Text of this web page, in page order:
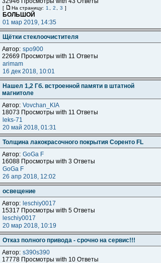
[ На страницу: 1 2 3 ]
БОЛЬШОЙ
01 мар 2019, 14:35
Щётки стеклоочистителя
Автор: spo900
22669 Просмотры with 11 Ответы
arimam
16 дек 2018, 10:01
Нашел 1,2 Гб. встроенной памяти в штатной
магнитоле
Автор: Vovchan_KIA
18073 Просмотры with 11 Ответы
leks-71
20 май 2018, 01:31
Толщина лакокрасочного покрытия Соренто FL
Автор: GoGa F
16088 Просмотры with 3 Ответы
GoGa F
26 апр 2018, 12:02
освещение
Автор: leschiy0017
15317 Просмотры with 5 Ответы
leschiy0017
20 мар 2018, 10:19
Отказ полного привода - срочно на сервис!!!
Автор: s390s390
17778 Просмотры with 10 Ответы